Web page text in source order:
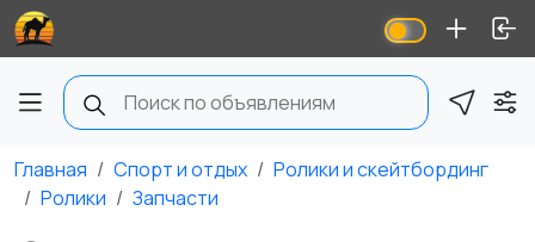
Главная Спорт и отдых
Ролики и скейтбординг
Ролики
Запчасти